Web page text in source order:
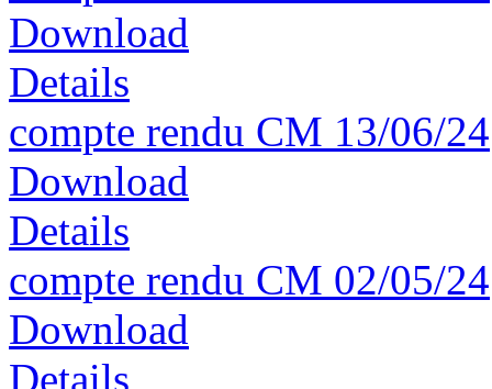
Download
Details
compte rendu CM 13/06/24
Download
Details
compte rendu CM 02/05/24
Download
Details